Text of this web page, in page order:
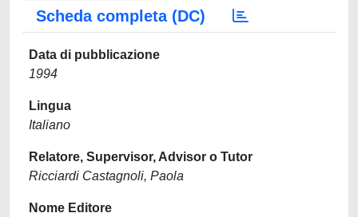
Scheda completa (DC)
Data di pubblicazione
1994
Lingua
Italiano
Relatore, Supervisor, Advisor o Tutor
Ricciardi Castagnoli, Paola
Nome Editore